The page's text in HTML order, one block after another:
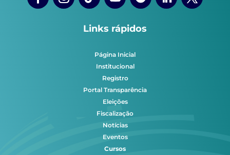
Links rápidos
Página Inicial
Institucional
Registro
Portal Transparência
Eleições
Fiscalização
Notícias
Eventos
Cursos